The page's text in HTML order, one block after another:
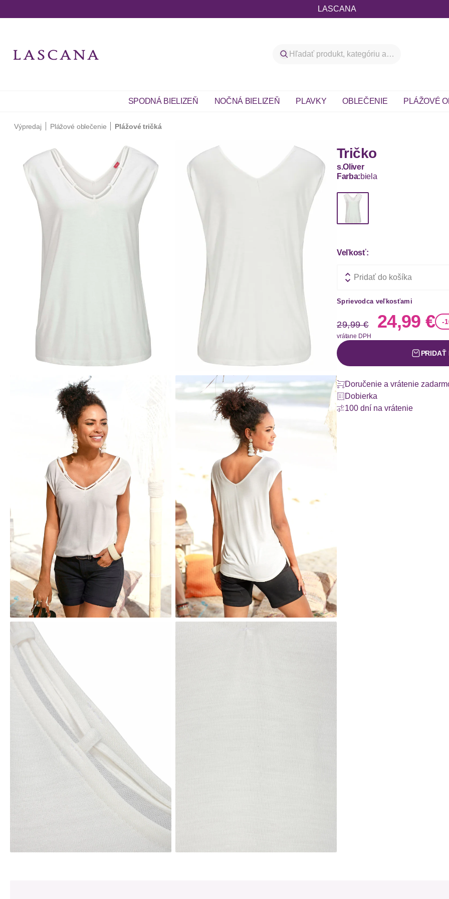
LASCANA
SPODNÁ BIELIZEŇ NOČNÁ BIELIZEŇ PLAVKY OBLEČENIE PLÁŽOVÉ
Výpredaj Plážové oblečenie Plážové tričká
Tričko
s.Oliver
Farba:biela
Veľkosť:
Pridať do košíka
Sprievodca veľkosťami
Stará cena
29,99 €
Nová
24,99 € -
vrátane DPH
PRIDAŤ
Doručenie a vrátenie
Dobierka
100 dní na vrátenie